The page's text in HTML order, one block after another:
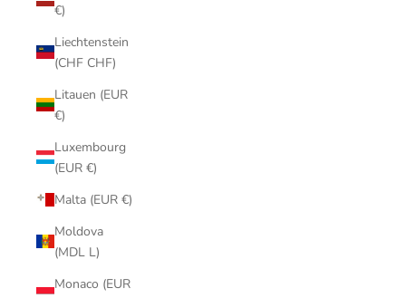
€)
Liechtenstein
(CHF CHF)
Litauen (EUR
€)
Luxembourg
(EUR €)
Malta (EUR €)
Moldova
(MDL L)
Monaco (EUR